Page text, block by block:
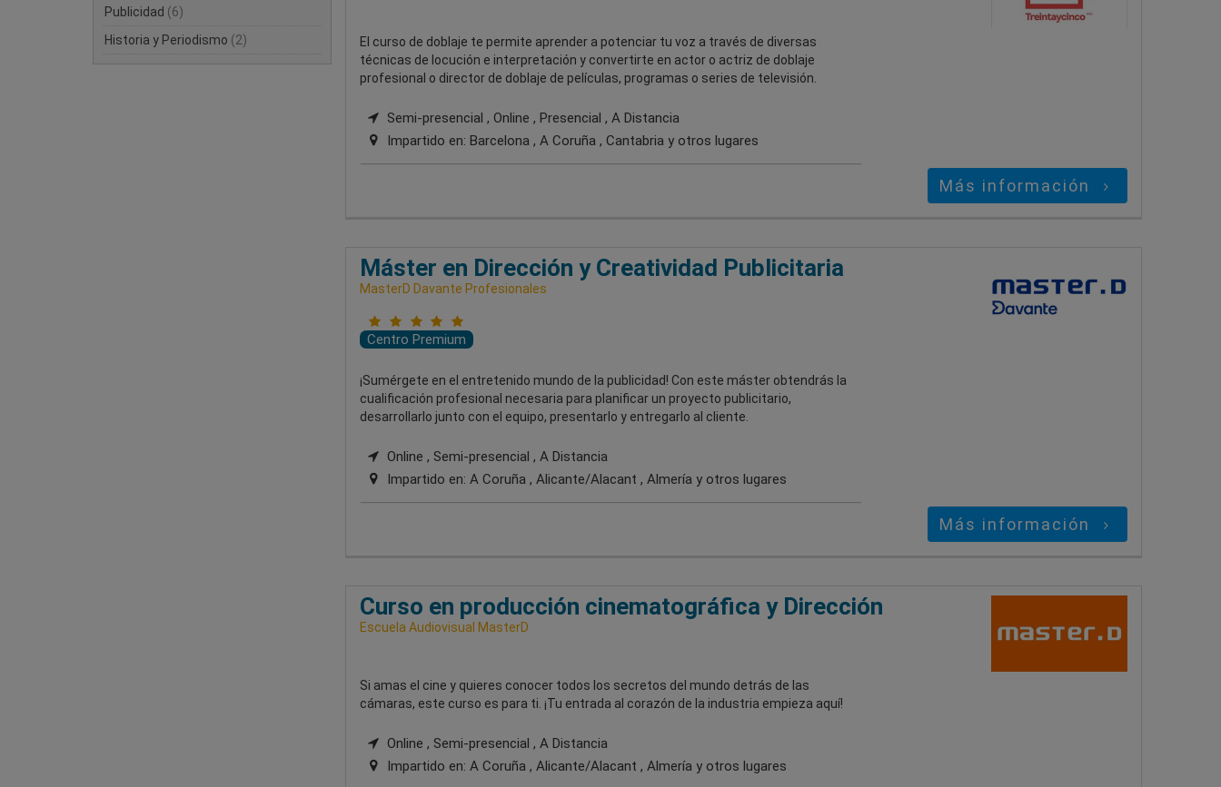
Publicidad (6)
Historia y Periodismo (2)
El curso de doblaje te permite aprender a potenciar tu voz a través de diversas
técnicas de locución e interpretación y convertirte en actor o actriz de doblaje
profesional o director de doblaje de películas, programas o series de televisión.
Semi-presencial , Online , Presencial , A Distancia
Impartido en: Barcelona , A Coruña , Cantabria y otros lugares
Más información
Máster en Dirección y Creatividad Publicitaria
MasterD Davante Profesionales
Centro Premium
¡Sumérgete en el entretenido mundo de la publicidad! Con este máster obtendrás la
cualificación profesional necesaria para planificar un proyecto publicitario,
desarrollarlo junto con el equipo, presentarlo y entregarlo al cliente.
Online , Semi-presencial , A Distancia
Impartido en: A Coruña , Alicante/Alacant , Almería y otros lugares
Más información
Curso en producción cinematográfica y Dirección
Escuela Audiovisual MasterD
Si amas el cine y quieres conocer todos los secretos del mundo detrás de las
cámaras, este curso es para ti. ¡Tu entrada al corazón de la industria empieza aquí!
Online , Semi-presencial , A Distancia
Impartido en: A Coruña , Alicante/Alacant , Almería y otros lugares